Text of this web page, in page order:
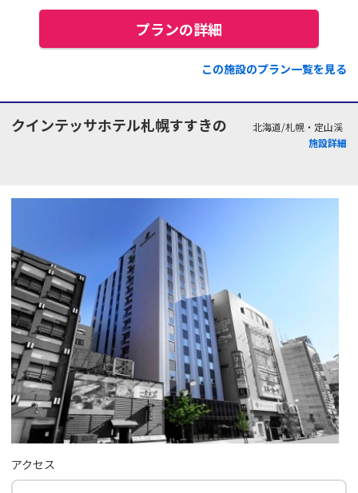
プランの詳細
この施設のプラン一覧を見る
クインテッサホテル札幌すすきの
北海道/札幌・定山渓
施設詳細
アクセス